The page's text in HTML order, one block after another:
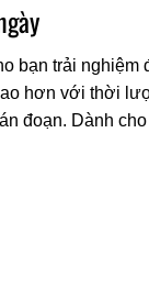
bạn trải
hơn với thời
đoạn. Dành